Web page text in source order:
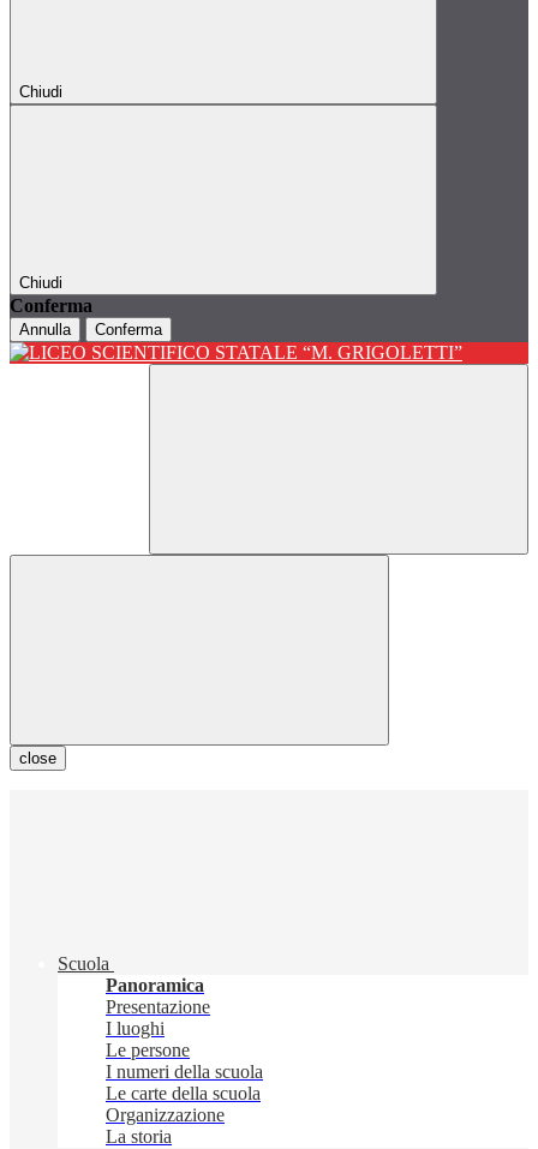
Chiudi
Chiudi
Conferma
Annulla Conferma
close
Scuola
Panoramica
Presentazione
I luoghi
Le persone
I numeri della scuola
Le carte della scuola
Organizzazione
La storia